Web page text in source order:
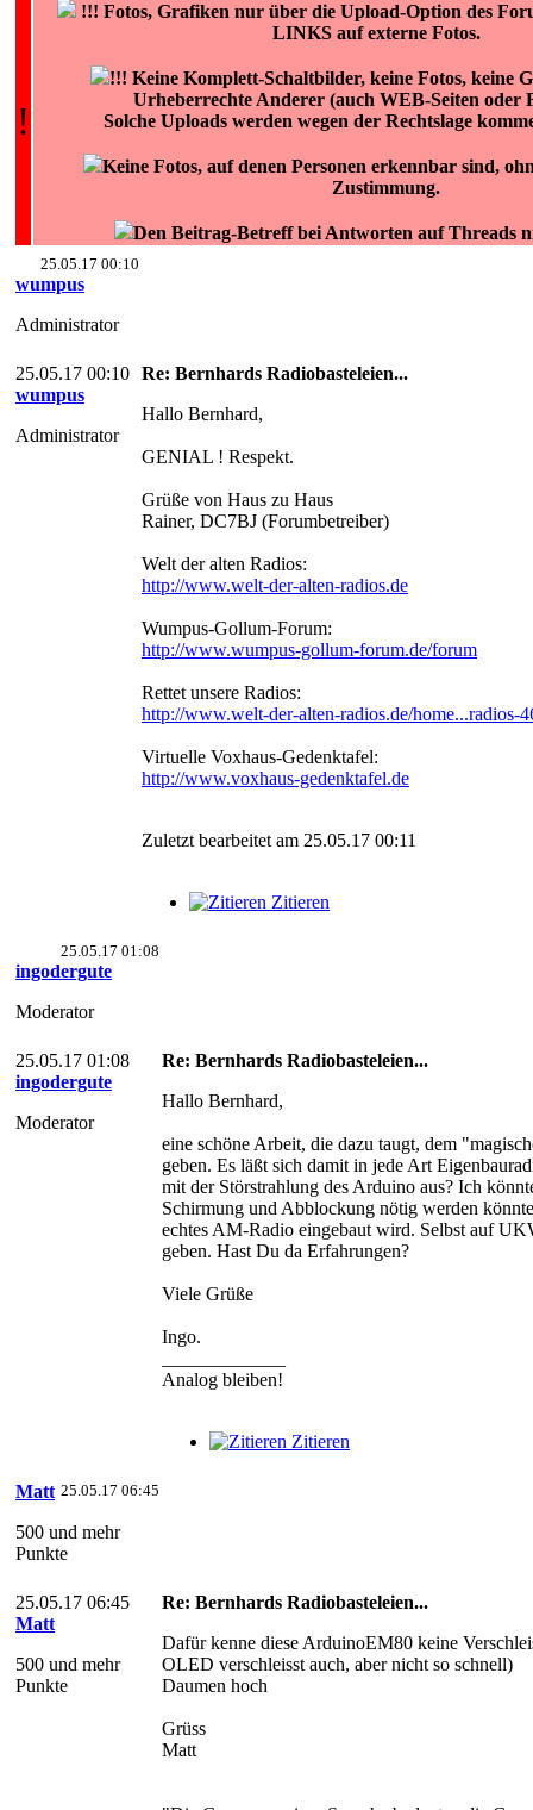
!
!!! Fotos, Grafiken nur über die Upload-Option des
LINKS auf externe Fotos.
!!! Keine Komplett-Schaltbilder, keine Fotos, keine
Urheberrechte Anderer (auch WEB-Seiten oder
Solche Uploads werden wegen der Rechtslage
Keine Fotos, auf denen Personen erkennbar sind,
Zustimmung.
Den Beitrag-Betreff bei Antworten auf Threads
25.05.17 00:10
wumpus
Administrator
25.05.17 00:10
wumpus
Administrator
Re: Bernhards Radiobasteleien...
Hallo Bernhard,
GENIAL ! Respekt.
Grüße von Haus zu Haus
Rainer, DC7BJ (Forumbetreiber)
Welt der alten Radios:
http://www.welt-der-alten-radios.de
Wumpus-Gollum-Forum:
http://www.wumpus-gollum-forum.de/forum
Rettet unsere Radios:
http://www.welt-der-alten-radios.de/home...radios-
Virtuelle Voxhaus-Gedenktafel:
http://www.voxhaus-gedenktafel.de
Zuletzt bearbeitet am 25.05.17 00:11
Zitieren
25.05.17 01:08
ingodergute
Moderator
25.05.17 01:08
ingodergute
Moderator
Re: Bernhards Radiobasteleien...
Hallo Bernhard,
eine schöne Arbeit, die dazu taugt, dem
geben. Es läßt sich damit in jede Art
mit der Störstrahlung des Arduino aus? Ich
Schirmung und Abblockung nötig werden
echtes AM-Radio eingebaut wird. Selbst auf
geben. Hast Du da Erfahrungen?
Viele Grüße
Ingo.
Analog bleiben!
Zitieren
25.05.17 06:45
Matt
500 und mehr
Punkte
25.05.17 06:45
Matt
500 und mehr
Punkte
Re: Bernhards Radiobasteleien...
Dafür kenne diese ArduinoEM80 keine
OLED verschleisst auch, aber nicht so schnell)
Daumen hoch
Grüss
Matt